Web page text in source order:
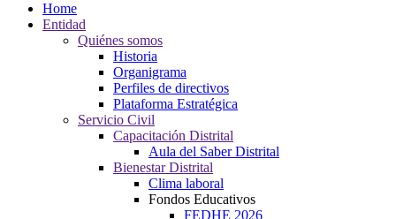
Home
Entidad
Quiénes somos
Historia
Organigrama
Perfiles de directivos
Plataforma Estratégica
Servicio Civil
Capacitación Distrital
Aula del Saber Distrital
Bienestar Distrital
Clima laboral
Fondos Educativos
FEDHE 2026